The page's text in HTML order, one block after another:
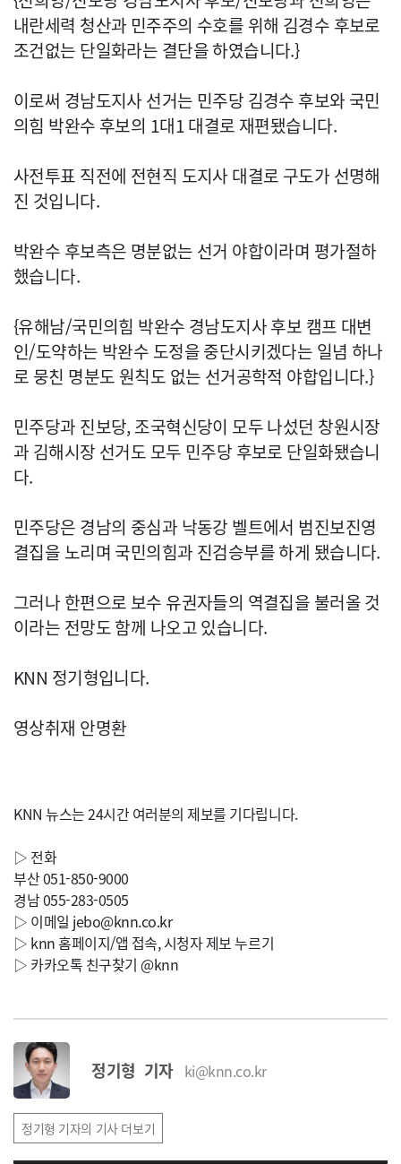
내란세력 청산과 민주주의 수호를 위해 김경수 후보로
조건없는 단일화라는 결단을 하였습니다.}
이로써 경남도지사 선거는 민주당 김경수 후보와 국민
의힘 박완수 후보의 1대1 대결로 재편됐습니다.
사전투표 직전에 전현직 도지사 대결로 구도가 선명해
진 것입니다.
박완수 후보측은 명분없는 선거 야합이라며 평가절하
했습니다.
{유해남/국민의힘 박완수 경남도지사 후보 캠프 대변
인/도약하는 박완수 도정을 중단시키겠다는 일념 하나
로 뭉친 명분도 원칙도 없는 선거공학적 야합입니다.}
민주당과 진보당, 조국혁신당이 모두 나섰던 창원시장
과 김해시장 선거도 모두 민주당 후보로 단일화됐습니
다.
민주당은 경남의 중심과 낙동강 벨트에서 범진보진영
결집을 노리며 국민의힘과 진검승부를 하게 됐습니다.
그러나 한편으로 보수 유권자들의 역결집을 불러올 것
이라는 전망도 함께 나오고 있습니다.
KNN 정기형입니다.
영상취재 안명환
KNN 뉴스는 24시간 여러분의 제보를 기다립니다.
▷ 전화
부산 051-850-9000
경남 055-283-0505
▷ 이메일 jebo@knn.co.kr
▷ knn 홈페이지/앱 접속, 시청자 제보 누르기
▷ 카카오톡 친구찾기 @knn
정기형 기자 ki@knn.co.kr
정기형 기자의 기사 더보기